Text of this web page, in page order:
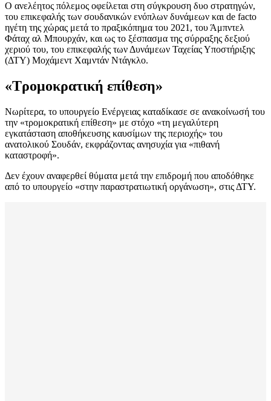
Ο ανελέητος πόλεμος οφείλεται στη σύγκρουση δυο στρατηγών,
του επικεφαλής των σουδανικών ενόπλων δυνάμεων και de facto
ηγέτη της χώρας μετά το πραξικόπημα του 2021, του Άμπντελ
Φάταχ αλ Μπουρχάν, και ως το ξέσπασμα της σύρραξης δεξιού
χεριού του, του επικεφαλής των Δυνάμεων Ταχείας Υποστήριξης
(ΔΤΥ) Μοχάμεντ Χαμντάν Ντάγκλο.
«Τρομοκρατική επίθεση»
Νωρίτερα, το υπουργείο Ενέργειας καταδίκασε σε ανακοίνωσή του
την «τρομοκρατική επίθεση» με στόχο «τη μεγαλύτερη
εγκατάσταση αποθήκευσης καυσίμων της περιοχής» του
ανατολικού Σουδάν, εκφράζοντας ανησυχία για «πιθανή
καταστροφή».
Δεν έχουν αναφερθεί θύματα μετά την επιδρομή που αποδόθηκε
από το υπουργείο «στην παραστρατιωτική οργάνωση», στις ΔΤΥ.